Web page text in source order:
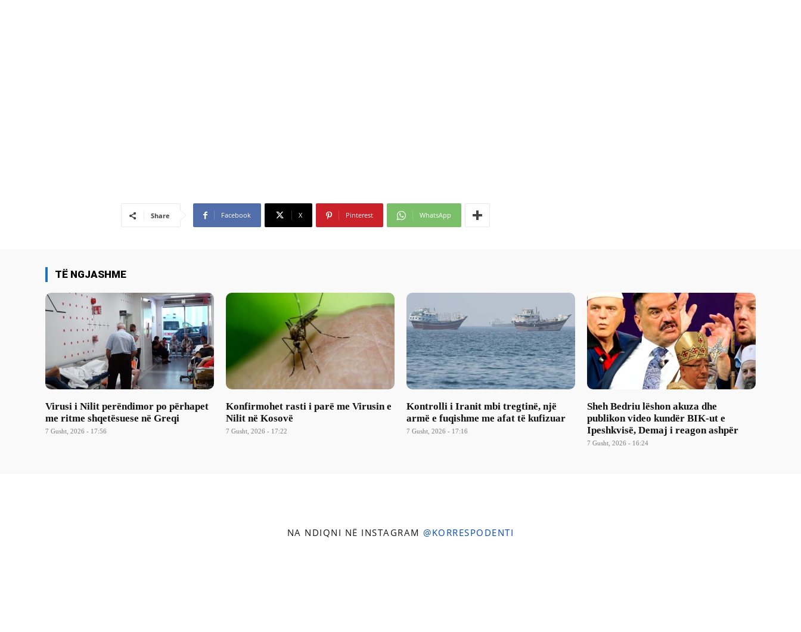
Share Facebook X Pinterest WhatsApp
TË NGJASHME
Virusi i Nilit perëndimor po përhapet
me ritme shqetësuese në Greqi
7 Gusht, 2026 - 17:56
Konfirmohet rasti i parë me Virusin e
Nilit në Kosovë
7 Gusht, 2026 - 17:22
Kontrolli i Iranit mbi tregtinë, një
armë e fuqishme me afat të kufizuar
7 Gusht, 2026 - 17:16
Sheh Bedriu lëshon akuza dhe
publikon video kundër BIK-ut e
Ipeshkvisë, Demaj i reagon ashpër
7 Gusht, 2026 - 16:24
NA NDIQNI NË INSTAGRAM @KORRESPODENTI